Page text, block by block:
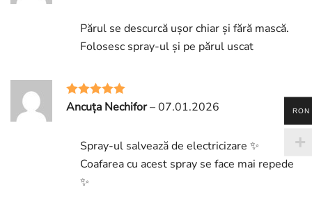
Părul se descurcă ușor chiar și fără mască.
Folosesc spray-ul și pe părul uscat
Rated5 out
Ancuța Nechifor–07.01.2026
Spray-ul salvează de electricizare ✨
Coafarea cu acest spray se face mai repede
✨
RON